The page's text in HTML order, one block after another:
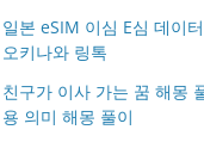
일본 eSIM 이심 E심 데이
오키나와 링톡
친구가 이사 가는 꿈 해몽
용 의미 해몽 풀이